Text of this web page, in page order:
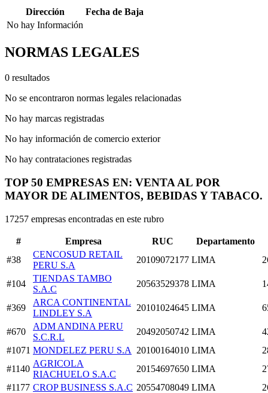
Dirección
Fecha de Baja
No hay Información
NORMAS LEGALES
0 resultados
No se encontraron normas legales relacionadas
No hay marcas registradas
No hay información de comercio exterior
No hay contrataciones registradas
TOP 50 EMPRESAS EN: VENTA AL POR
MAYOR DE ALIMENTOS, BEBIDAS Y TABACO.
17257 empresas encontradas en este rubro
# Empresa RUC
Departamento
#38
CENCOSUD RETAIL
PERU S.A
20109072177 LIMA
#104
TIENDAS TAMBO
S.A.C
20563529378 LIMA
#369
ARCA CONTINENTAL
LINDLEY S.A
20101024645 LIMA
#670
ADM ANDINA PERU
S.C.R.L
20492050742 LIMA
#1071 MONDELEZ PERU S.A 20100164010 LIMA
#1140
AGRICOLA
RIACHUELO S.A.C
20154697650 LIMA
#1177 CROP BUSINESS S.A.C 20554708049 LIMA